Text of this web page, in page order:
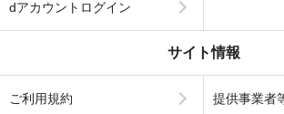
dアカウントログイン
サイト情報
ご利用規約 提供事業者